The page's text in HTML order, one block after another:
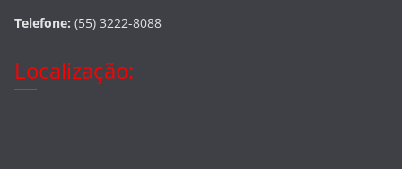
Telefone: (55) 3222-8088
Localização: